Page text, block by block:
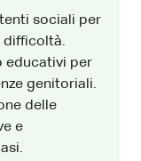
sociali per
difficoltà.
educativi per
genitoriali.
delle
e